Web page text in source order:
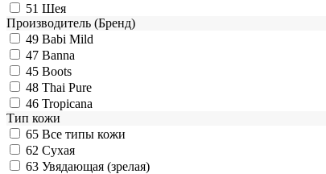
51 Шея
Производитель (Бренд)
49 Babi Mild
47 Banna
45 Boots
48 Thai Pure
46 Tropicana
Тип кожи
65 Все типы кожи
62 Сухая
63 Увядающая (зрелая)